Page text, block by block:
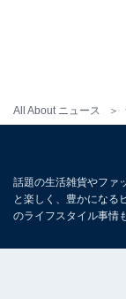
All About ニュース
※掲載されてい
じめご了承くだ
話題の生活雑貨やファ
と楽しく、豊かになる
のライフスタイル事情